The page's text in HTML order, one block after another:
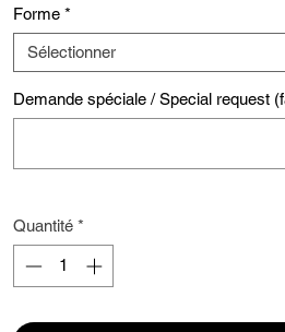
Forme *
Sélectionner
Demande spéciale / Special request
Quantité *